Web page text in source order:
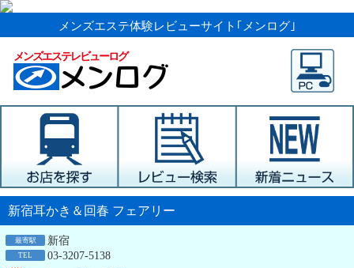
メンズエステ体験レビューサイト｢メンログ｣
メンズエステレビューログ
新宿耳かき＆回春 フェアリー
最寄駅 新宿
TEL 03-3207-5138